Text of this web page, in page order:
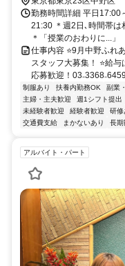
勤務時間詳細 平日17:00
21:30 ＊週2日､時間帯は
＊「授業のおわりに...」
仕事内容 ⭐9月中野ふれ
スタッフ大募集！ ⭐給
応募歓迎！
制服あり 扶養内勤務OK 副業
主婦・主夫歓迎
週1シフト提出
未経験者歓迎
経験者歓迎 研修
交通費支給
まかないあり 長期
アルバイト・パート